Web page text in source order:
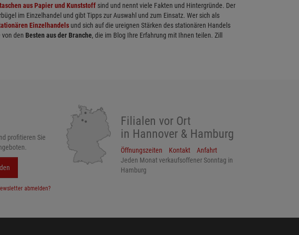
aus Papier und Kunststoff sind und nennt viele Fakten und Hintergründe. Der
im Einzelhandel und gibt Tipps zur Auswahl und zum Einsatz. Wer sich als
Einzelhandels und sich auf die ureignen Stärken des stationären Handels
von den Besten aus der Branche, die im Blog Ihre Erfahrung mit Ihnen teilen. Zill
profitieren Sie
abmelden?
Filialen vor Ort
in Hannover & Hamburg
Öffnungszeiten Kontakt
Anfahrt
Jeden Monat verkaufsoffener Sonntag in
Hamburg